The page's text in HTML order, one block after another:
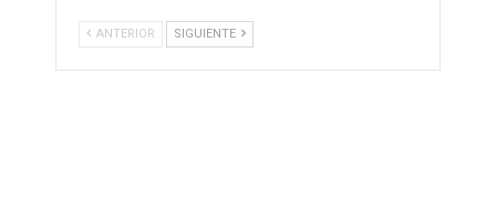
ANTERIOR SIGUIENTE